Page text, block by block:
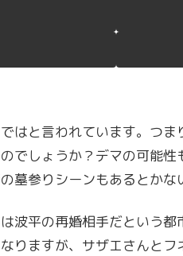
はと言われています。つ
でしょうか？デマの可能
墓参りシーンもあるとかな
波平の再婚相手だという
りますが、サザエさんと